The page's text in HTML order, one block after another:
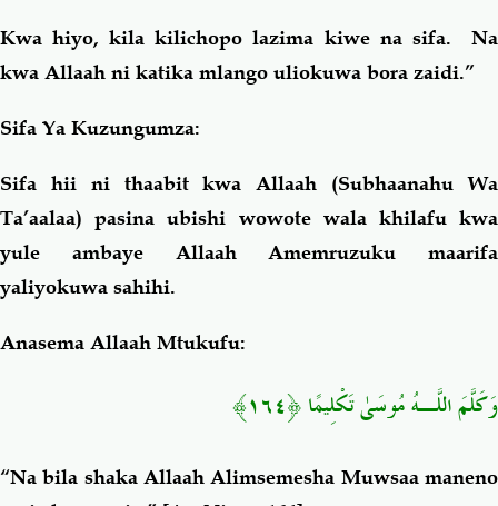
Kwa hiyo, kila kilichopo lazima kiwe na sifa. Na
kwa Allaah ni katika mlango uliokuwa bora zaidi.”
Sifa Ya Kuzungumza:
Sifa hii ni thaabit kwa Allaah (Subhaanahu Wa
Ta’aalaa) pasina ubishi wowote wala khilafu kwa
yule ambaye Allaah Amemruzuku maarifa
yaliyokuwa sahihi.
Anasema Allaah Mtukufu:
وَكَلَّمَاللَّـهُ مُوسَىٰ تَكْلِيمًا﴿١٦٤﴾
“Na bila shaka Allaah Alimsemesha Muwsaa maneno